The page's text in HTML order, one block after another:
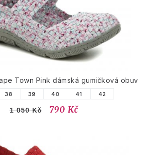
Town Pink dámská gumičková obuv
38 39 40 41 42
1 050 Kč 790 Kč